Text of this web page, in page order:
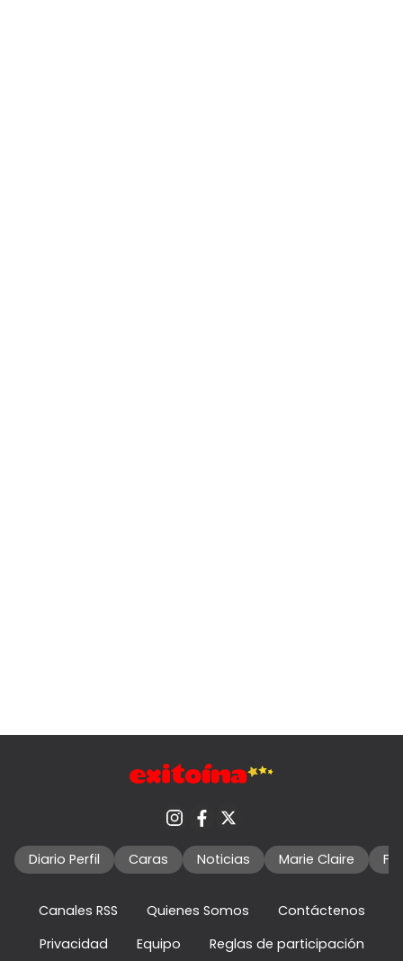
Diario Perfil Caras Noticias Marie Claire
Canales RSS Quienes Somos
Contáctenos
Privacidad
Equipo Reglas de participación